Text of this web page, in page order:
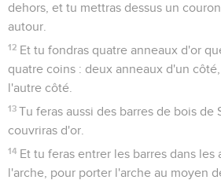
dehors, et tu mettras dessus un
autour.
12 Et tu fondras quatre anneaux d'or
quatre coins : deux anneaux d'un
l'autre côté.
13 Tu feras aussi des barres de bois de
couvriras d'or.
14 Et tu feras entrer les barres dans les
l'arche, pour porter l'arche au moyen